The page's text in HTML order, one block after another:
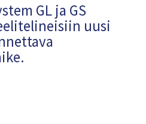
GL ja GS
uusi